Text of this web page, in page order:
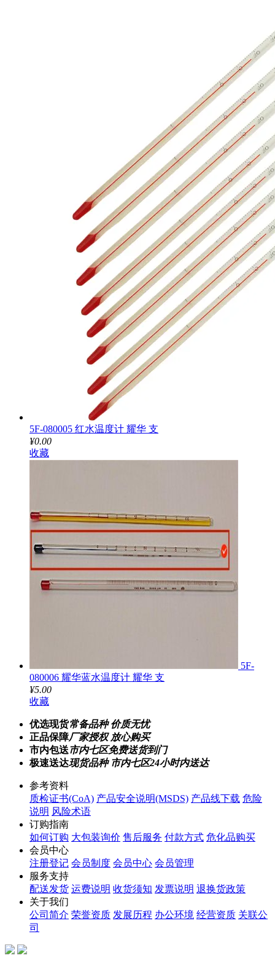
5F-080005 红水温度计 耀华 支
¥0.00
收藏
5F-
080006 耀华蓝水温度计 耀华 支
¥5.00
收藏
优选现货常备品种 价质无忧
正品保障厂家授权 放心购买
市内包送市内七区免费送货到门
极速送达现货品种 市内七区24小时内送达
参考资料
质检证书(CoA) 产品安全说明(MSDS) 产品线下载 危险
说明 风险术语
订购指南
如何订购 大包装询价 售后服务 付款方式 危化品购买
会员中心
注册登记 会员制度 会员中心 会员管理
服务支持
配送发货 运费说明 收货须知 发票说明 退换货政策
关于我们
公司简介 荣誉资质 发展历程 办公环境 经营资质 关联公
司